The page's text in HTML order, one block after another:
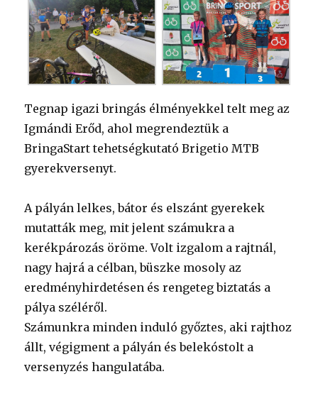
Tegnap igazi bringás élményekkel telt meg az
Igmándi Erőd, ahol megrendeztük a
BringaStart tehetségkutató Brigetio MTB
gyerekversenyt.
A pályán lelkes, bátor és elszánt gyerekek
mutatták meg, mit jelent számukra a
kerékpározás öröme. Volt izgalom a rajtnál,
nagy hajrá a célban, büszke mosoly az
eredményhirdetésen és rengeteg biztatás a
pálya széléről.
Számunkra minden induló győztes, aki rajthoz
állt, végigment a pályán és belekóstolt a
versenyzés hangulatába.